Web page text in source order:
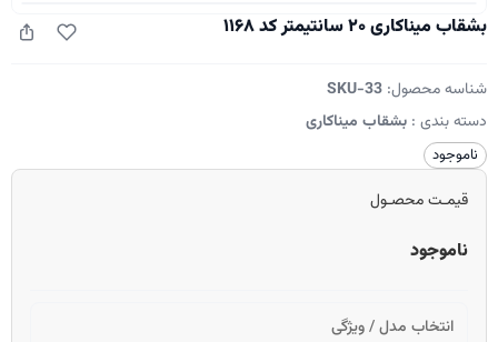
بشقاب میناکاری ۲۰ سانتیمتر کد ۱۱۶۸
شناسه محصول:SKU-33
دسته بندی : بشقاب میناکاری
ناموجود
قیمـت محصـول
ناموجود
انتخاب مدل / ویژگی